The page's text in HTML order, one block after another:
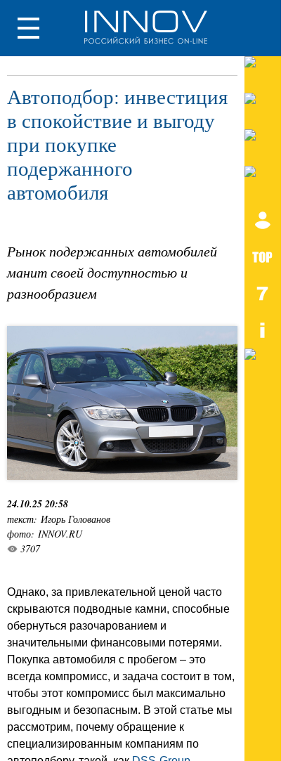
Автоподбор: инвестиция
в спокойствие и выгоду
при покупке
подержанного
автомобиля
Рынок подержанных автомобилей
манит своей доступностью и
разнообразием
24.10.25 20:58
текст: Игорь Голованов
фото: INNOV.RU
3707
Однако, за привлекательной ценой часто
скрываются подводные камни, способные
обернуться разочарованием и
значительными финансовыми потерями.
Покупка автомобиля с пробегом – это
всегда компромисс, и задача состоит в том,
чтобы этот компромисс был максимально
выгодным и безопасным. В этой статье мы
рассмотрим, почему обращение к
специализированным компаниям по